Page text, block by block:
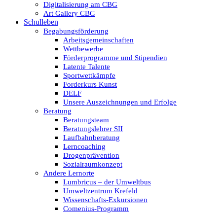
Digitalisierung am CBG
Art Gallery CBG
Schulleben
Begabungsförderung
Arbeitsgemeinschaften
Wettbewerbe
Förderprogramme und Stipendien
Latente Talente
Sportwettkämpfe
Forderkurs Kunst
DELF
Unsere Auszeichnungen und Erfolge
Beratung
Beratungsteam
Beratungslehrer SII
Laufbahnberatung
Lerncoaching
Drogenprävention
Sozialraumkonzept
Andere Lernorte
Lumbricus – der Umweltbus
Umweltzentrum Krefeld
Wissenschafts-Exkursionen
Comenius-Programm